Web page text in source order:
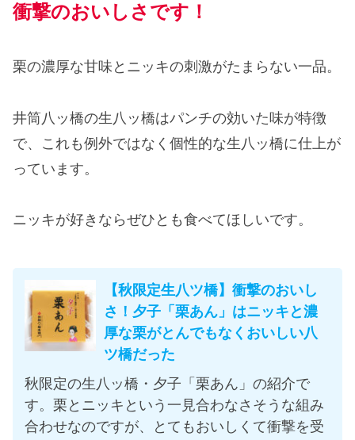
衝撃のおいしさです！
栗の濃厚な甘味とニッキの刺激がたまらない一品。
井筒八ッ橋の生八ッ橋はパンチの効いた味が特徴
で、これも例外ではなく個性的な生八ッ橋に仕上が
っています。
ニッキが好きならぜひとも食べてほしいです。
【秋限定生八ツ橋】衝撃のおいし
さ！夕子「栗あん」はニッキと濃
厚な栗がとんでもなくおいしい八
ツ橋だった
秋限定の生八ッ橋・夕子「栗あん」の紹介で
す。栗とニッキという一見合わなさそうな組み
合わせなのですが、とてもおいしくて衝撃を受